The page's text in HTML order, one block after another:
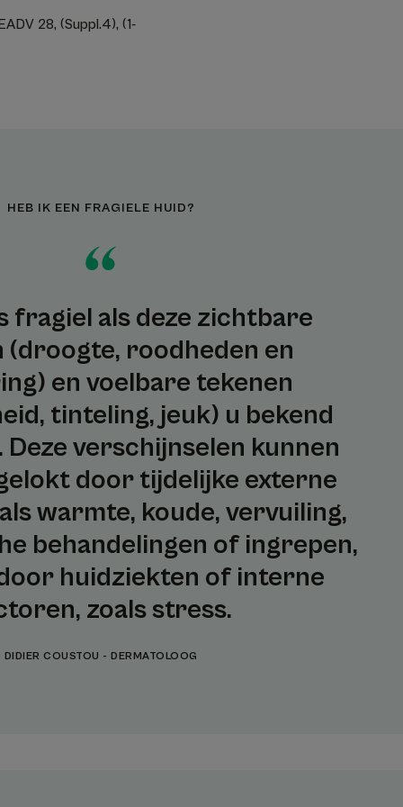
28, (Suppl.4), (1-
HEB IK EEN FRAGIELE HUID?
fragiel als deze zichtbare
(droogte, roodheden en
en voelbare tekenen
tinteling, jeuk) u bekend
verschijnselen kunnen
door tijdelijke externe
warmte, koude, vervuiling,
behandelingen of ingrepen,
huidziekten of interne
zoals stress.
DIDIER COUSTOU - DERMATOLOOG